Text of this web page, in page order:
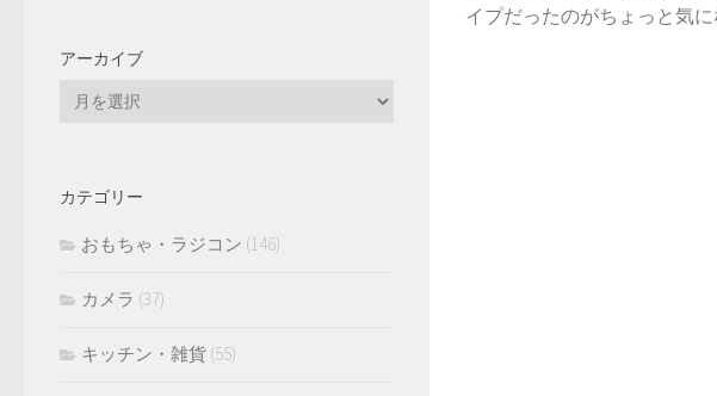
イプだったのがちょっと気に
アーカイブ
ブ
カテゴリー
おもちゃ・ラジコン (146)
カメラ (37)
キッチン・雑貨 (55)